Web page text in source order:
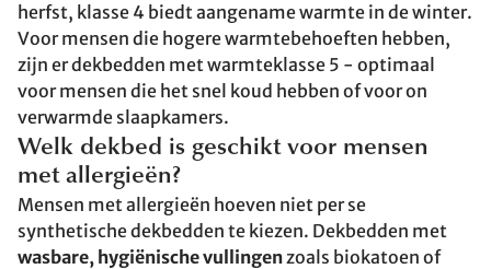
herfst, klasse 4 biedt aangename warmte in de winter.
Voor mensen die hogere warmtebehoeften hebben,
zijn er dekbedden met warmteklasse 5 - optimaal
voor mensen die het snel koud hebben of voor on
verwarmde slaapkamers.
Welk dekbed is geschikt voor mensen
met allergieën?
Mensen met allergieën hoeven niet per se
synthetische dekbedden te kiezen. Dekbedden met
wasbare, hygiënische vullingenzoals biokatoen of